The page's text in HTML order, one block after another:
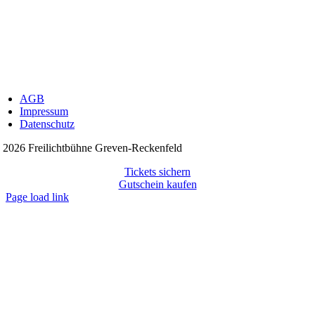
AGB
Impressum
Datenschutz
2026 Freilichtbühne Greven-Reckenfeld
Tickets sichern
Gutschein kaufen
Page load link